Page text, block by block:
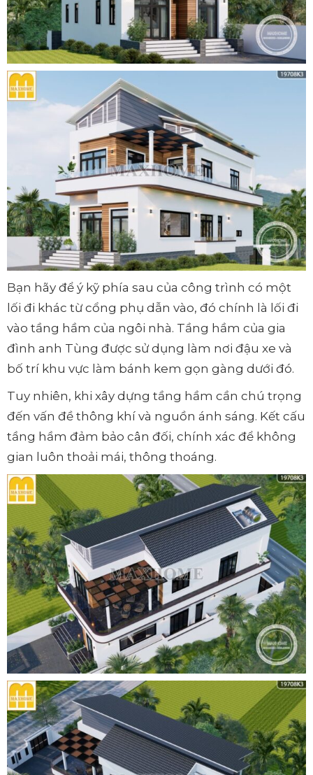
Bạn hãy để ý kỹ phía sau của công trình có một
lối đi khác từ cổng phụ dẫn vào, đó chính là lối đi
vào tầng hầm của ngôi nhà. Tầng hầm của gia
đình anh Tùng được sử dụng làm nơi đậu xe và
bố trí khu vực làm bánh kem gọn gàng dưới đó.
Tuy nhiên, khi xây dựng tầng hầm cần chú trọng
đến vấn đề thông khí và nguồn ánh sáng. Kết cấu
tầng hầm đảm bảo cân đối, chính xác để không
gian luôn thoải mái, thông thoáng.